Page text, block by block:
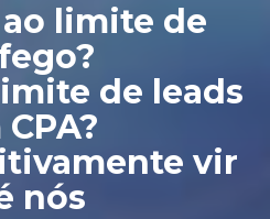
limite de
de leads
vir
nós